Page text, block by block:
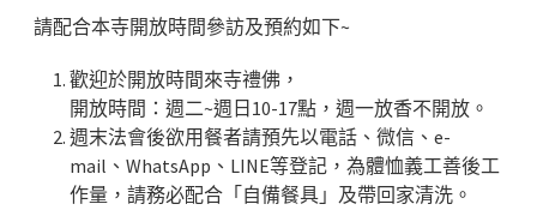
請配合本寺開放時間參訪及預約如下~
歡迎於開放時間來寺禮佛，
開放時間：週二~週日10-17點，週一放香不開放。
週末法會後欲用餐者請預先以電話、微信、e-
mail、WhatsApp、LINE等登記，為體恤義工善後工
作量， 請務必配合「自備餐具」及帶回家清洗。